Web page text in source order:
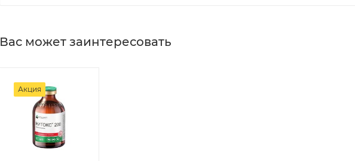
Вас может заинтересовать
Акция